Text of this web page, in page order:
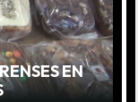
EN